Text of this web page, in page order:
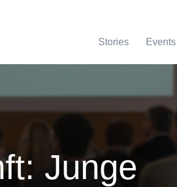
Stories Events
Junge